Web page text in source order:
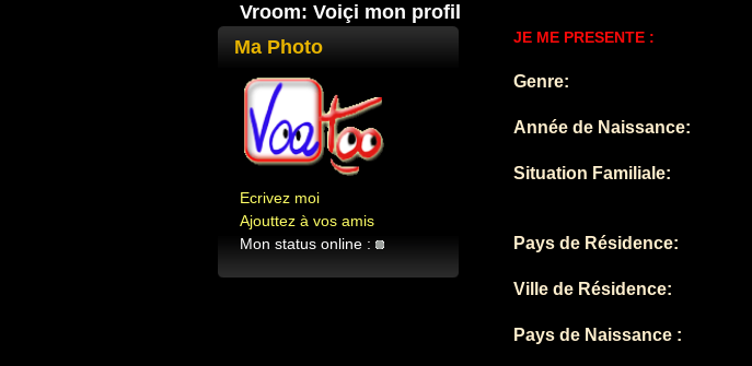
Vroom: Voiçi mon profil
Ma Photo
Ecrivez moi
Ajouttez à vos amis
Mon status online :
JE ME PRESENTE :
Genre:
Année de Naissance:
Situation Familiale:
Pays de Résidence:
Ville de Résidence:
Pays de Naissance :